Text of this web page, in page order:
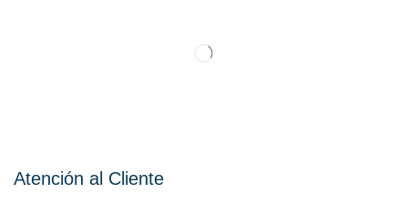
Atención al Cliente